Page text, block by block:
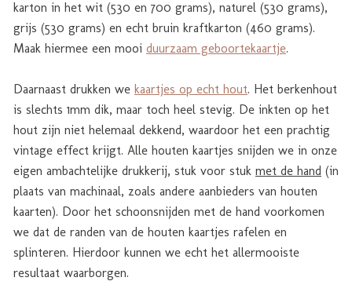
karton in het wit (530 en 700 grams), naturel (530 grams),
grijs (530 grams) en echt bruin kraftkarton (460 grams).
Maak hiermee een mooi duurzaam geboortekaartje.
Daarnaast drukken we kaartjes op echt hout. Het berkenhout
is slechts 1mm dik, maar toch heel stevig. De inkten op het
hout zijn niet helemaal dekkend, waardoor het een prachtig
vintage effect krijgt. Alle houten kaartjes snijden we in onze
eigen ambachtelijke drukkerij, stuk voor stuk met de hand (in
plaats van machinaal, zoals andere aanbieders van houten
kaarten). Door het schoonsnijden met de hand voorkomen
we dat de randen van de houten kaartjes rafelen en
splinteren. Hierdoor kunnen we echt het allermooiste
resultaat waarborgen.